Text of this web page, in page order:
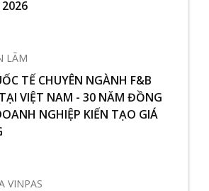
LÃM
TẾ CHUYÊN NGÀNH F&B
VIỆT NAM - 30 NĂM ĐỒNG
NGHIỆP KIẾN TẠO GIÁ
VINPAS